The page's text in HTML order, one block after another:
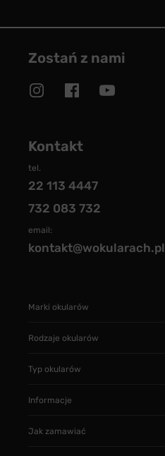
Zostań z nami
Kontakt
tel.
22 113 4447
732 083 732
email:
kontakt@wokularach.pl
Marki okularów
Rodzaje okularów
Typ okularów
Informacje
Jak zamawiać